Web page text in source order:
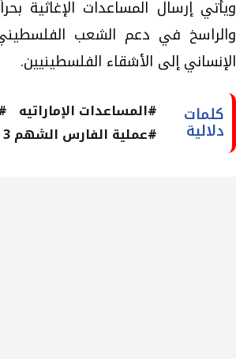
ويأتي إرسال المساعدات الإغاثية
والراسخ في دعم الشعب
الإنساني إلى الأشقاء الفلسطينيين.
كلمات
دلالية
#المساعدات الإماراتيه
#عملية الفارس الشهم 3